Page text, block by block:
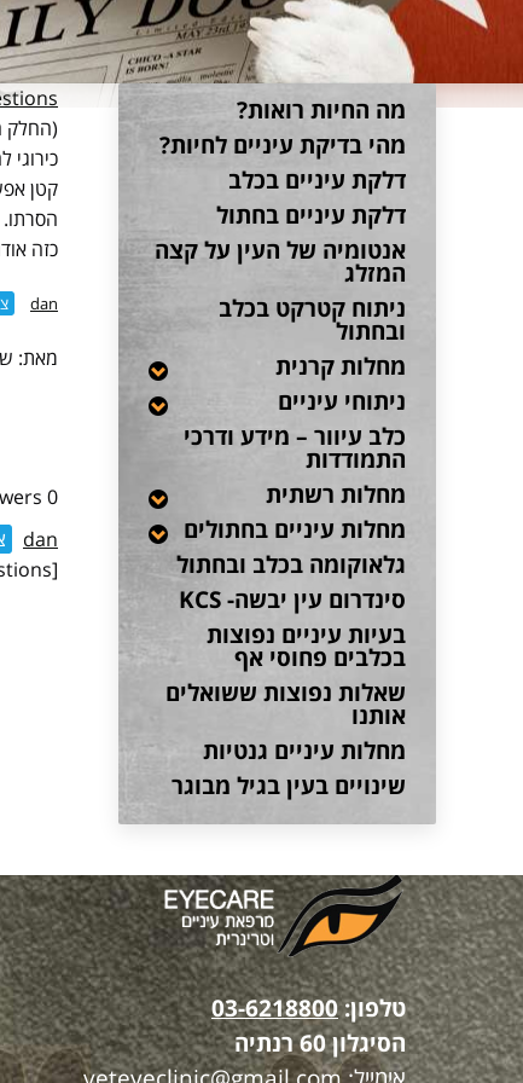
(החלק
קטן
כזה
dan
מאת: שרית 2/
0 Answers
dan
[dwqa-list-questions]
מה החיות רואות?
מהי בדיקת עיניים לחיות?
דלקת עיניים בכלב
דלקת עיניים בחתול
אנטומיה של העין על קצה
המזלג
ניתוח קטרקט בכלב
ובחתול
מחלות קרנית
ניתוחי עיניים
כלב עיוור – מידע ודרכי
התמודדות
מחלות רשתית
מחלות עיניים בחתולים
גלאוקומה בכלב ובחתול
סינדרום עין יבשה- KCS
בעיות עיניים נפוצות
בכלבים פחוסי אף
שאלות נפוצות ששואלים
אותנו
מחלות עיניים גנטיות
שינויים בעין בגיל מבוגר
טלפון:03-6218800
הסיגלון 60 רנתיה